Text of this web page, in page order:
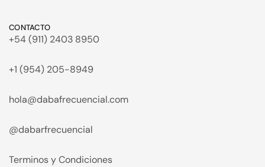
CONTACTO
+54 (911) 2403 8950
+1 (954) 205-8949
hola@dabafrecuencial.com
@dabarfrecuencial
Terminos y Condiciones